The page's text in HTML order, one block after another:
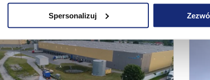
Spersonalizuj